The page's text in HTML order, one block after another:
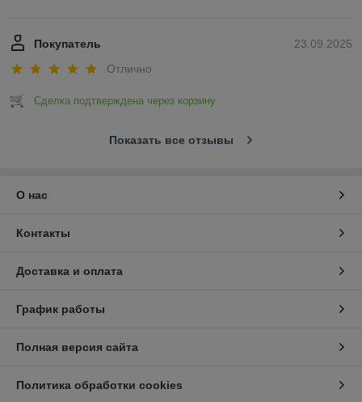
23.09.2025
Покупатель
Отлично
Сделка подтверждена через корзину
Показать все отзывы
О нас
Контакты
Доставка и оплата
График работы
Полная версия сайта
Политика обработки cookies